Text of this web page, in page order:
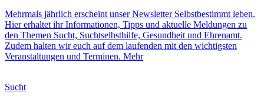
Mehrmals jährlich erscheint unser Newsletter Selbstbestimmt leben.
Hier erhaltet ihr Informationen, Tipps und aktuelle Meldungen zu
den Themen Sucht, Suchtselbsthilfe, Gesundheit und Ehrenamt.
Zudem halten wir euch auf dem laufenden mit den wichtigsten
Veranstaltungen und Terminen. Mehr
Sucht